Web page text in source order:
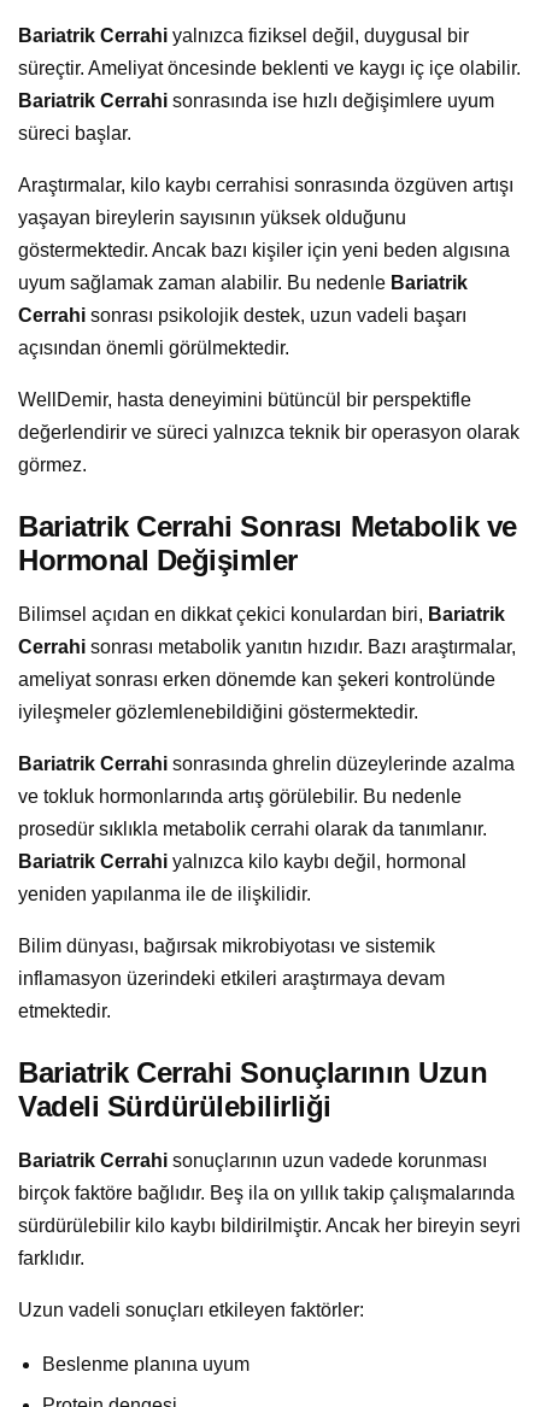
Bariatrik Cerrahi yalnızca fiziksel değil, duygusal bir
süreçtir. Ameliyat öncesinde beklenti ve kaygı iç içe olabilir.
Bariatrik Cerrahi sonrasında ise hızlı değişimlere uyum
süreci başlar.
Araştırmalar, kilo kaybı cerrahisi sonrasında özgüven artışı
yaşayan bireylerin sayısının yüksek olduğunu
göstermektedir. Ancak bazı kişiler için yeni beden algısına
uyum sağlamak zaman alabilir. Bu nedenle Bariatrik
Cerrahi sonrası psikolojik destek, uzun vadeli başarı
açısından önemli görülmektedir.
WellDemir, hasta deneyimini bütüncül bir perspektifle
değerlendirir ve süreci yalnızca teknik bir operasyon olarak
görmez.
Bariatrik Cerrahi Sonrası Metabolik ve
Hormonal Değişimler
Bilimsel açıdan en dikkat çekici konulardan biri, Bariatrik
Cerrahi sonrası metabolik yanıtın hızıdır. Bazı araştırmalar,
ameliyat sonrası erken dönemde kan şekeri kontrolünde
iyileşmeler gözlemlenebildiğini göstermektedir.
Bariatrik Cerrahi sonrasında ghrelin düzeylerinde azalma
ve tokluk hormonlarında artış görülebilir. Bu nedenle
prosedür sıklıkla metabolik cerrahi olarak da tanımlanır.
Bariatrik Cerrahi yalnızca kilo kaybı değil, hormonal
yeniden yapılanma ile de ilişkilidir.
Bilim dünyası, bağırsak mikrobiyotası ve sistemik
inflamasyon üzerindeki etkileri araştırmaya devam
etmektedir.
Bariatrik Cerrahi Sonuçlarının Uzun
Vadeli Sürdürülebilirliği
Bariatrik Cerrahi sonuçlarının uzun vadede korunması
birçok faktöre bağlıdır. Beş ila on yıllık takip çalışmalarında
sürdürülebilir kilo kaybı bildirilmiştir. Ancak her bireyin seyri
farklıdır.
Uzun vadeli sonuçları etkileyen faktörler:
Beslenme planına uyum